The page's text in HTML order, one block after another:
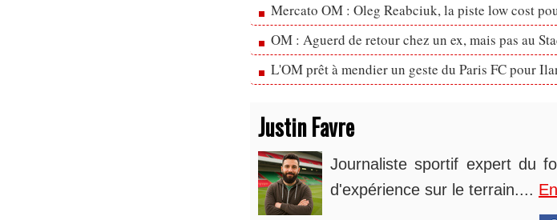
Mercato OM : Oleg Reabciuk, la piste low cost
OM : Aguerd de retour chez un ex, mais pas au
L'OM prêt à mendier un geste du Paris FC pour
Justin Favre
Journaliste sportif expert du
d'expérience sur le terrain....